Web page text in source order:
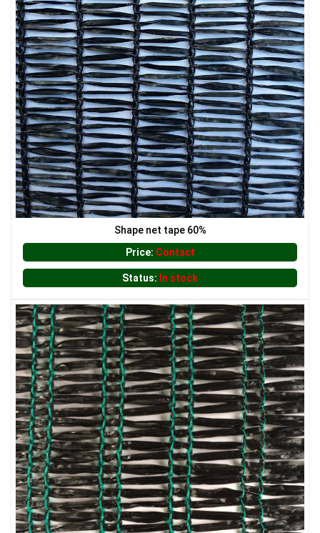
LƯỚI XÂY DỰNG
LƯỚI HÀNG RÀO HÌNH VUÔNG
LƯỚI CHẮN CÔN TRÙNG
LƯỚI CHẮN CÔN TRÙNG
LƯỚI CHE NẮNG
Shape net tape 60%
Price: Contact
Status: In stock